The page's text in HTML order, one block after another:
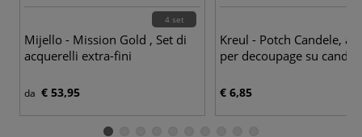
4 set
Mijello - Mission Gold , Set di
acquerelli extra-fini
da € 53,95
Kreul - Potch Candele,
per decoupage su
€ 6,85